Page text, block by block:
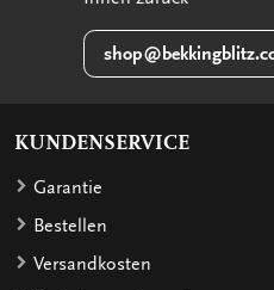
KUNDENSERVICE
Garantie
Bestellen
Versandkosten